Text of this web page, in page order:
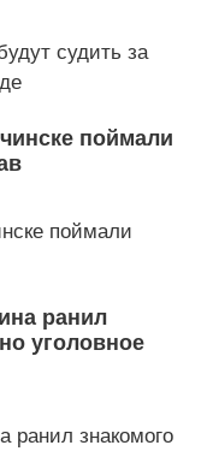
поймали
ранил
уголовное